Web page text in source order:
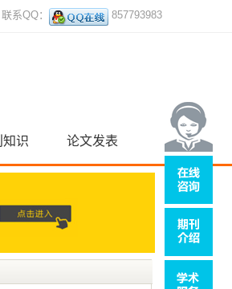
联系QQ： 857793983
知识 论文发表